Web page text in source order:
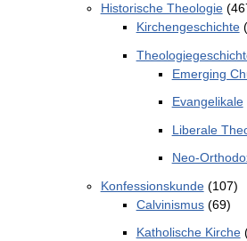
Historische Theologie
Kirchengeschichte
Emerging
Evangelikale
Liberale
Neo-
Konfessionskunde(107)
Calvinismus(69)
Katholische Kirche